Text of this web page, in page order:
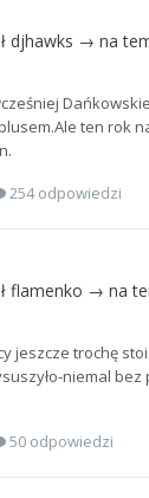
djhawks → na
ten rok
254 odpowiedzi
flamenko → na
jeszcze trochę
niemal bez
50 odpowiedzi